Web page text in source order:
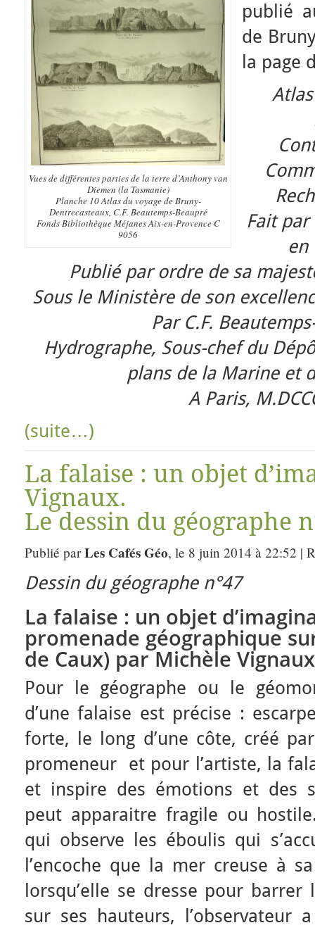
Vues de différentes parties de la terre d’Anthony van
Diemen (la Tasmanie)
Planche 10 Atlas du voyage de Bruny-
Dentrecasteaux, C.F. Beautemps-Beaupré
Fonds Bibliothèque Méjanes Aix-en-Provence C
9056
publié
de
la page
Fait
en
Publié par ordre de sa
Sous le Ministère de son
Par C.F.
Hydrographe, Sous-chef du
plans de la Marine et
A Paris,
(suite…)
La falaise : un objet
Vignaux.
Le dessin du géographe
Publié parLes Cafés Géo, le 8 juin 2014 à 22:52 |
Dessin du géographe n°47
La falaise : un objet
promenade géographique
de Caux) par Michèle
Pour le géographe ou le
d’une falaise est précise :
forte, le long d’une côte, créé
promeneur et pour l’artiste, la
et inspire des émotions et des
peut apparaitre fragile ou
qui observe les éboulis qui
l’encoche que la mer creuse à
lorsqu’elle se dresse pour barrer
sur ses hauteurs, l’observateur